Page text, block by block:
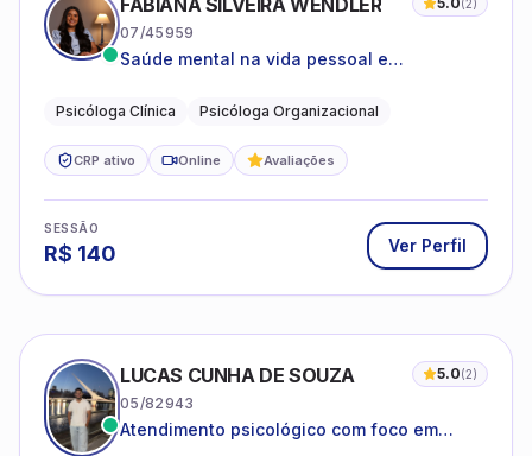
Saúde mental na vida pessoal e
profissional.
CRP ativo Online Avaliações
R$140 Ver Perfil
5.0(2)
Atendimento psicológico com foco em
Terapia Cognitivo-Comportamental (TCC),